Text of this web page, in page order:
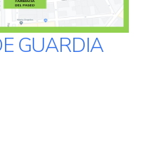
GUARDIA